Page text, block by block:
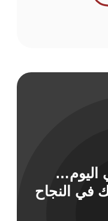
اليوم…
في النجاح